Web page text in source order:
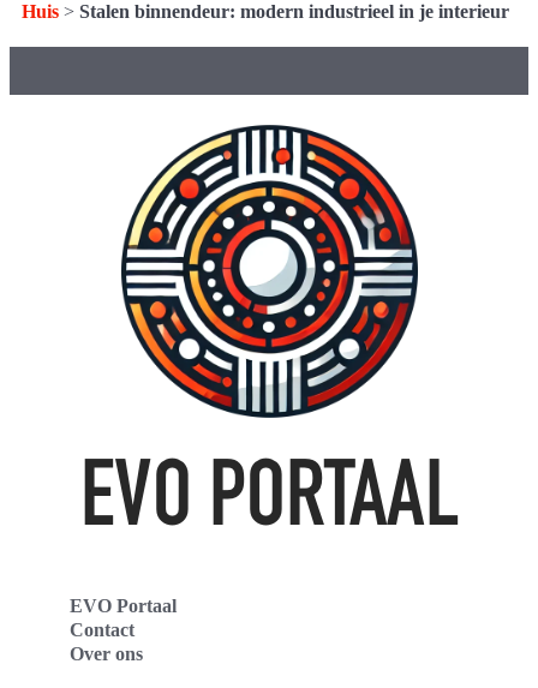
Huis > Stalen binnendeur: modern industrieel in je interieur
EVO Portaal
Contact
Over ons